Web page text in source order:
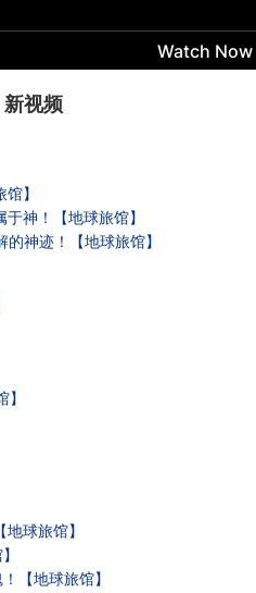
新视频
】
神！【地球旅馆】
神迹！【地球旅馆】
球旅馆】
【地球旅馆】